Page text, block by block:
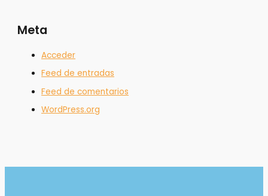
Meta
Acceder
Feed de entradas
Feed de comentarios
WordPress.org